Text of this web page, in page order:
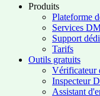
Produits
Plateforme
Services
Support
Tarifs
Outils gratuits
Vérificateur
Inspecteur
Assistant